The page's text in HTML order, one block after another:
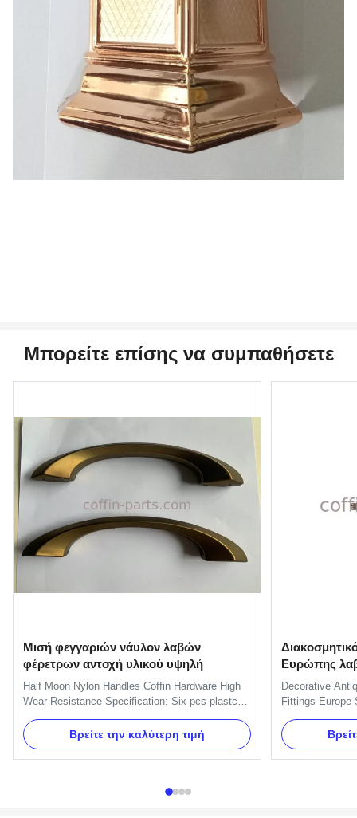
Μπορείτε επίσης να συμπαθήσετε
Μισή φεγγαριών νάυλον λαβών
φέρετρων αντοχή υλικού υψηλή
Half Moon Nylon Handles Coffin Hardware High
Wear Resistance Specification: Six pcs plastc
Name TX-Model H9005 Material nylon Color
Gold, silver, copper, as your order Delivery Time
30 days after the order confirmed Payment Term
Βρείτε την καλύτερη τιμή
Ευρώπης
Decorative
Fittings Europe
material is PP
H9005 Material
copper, as your